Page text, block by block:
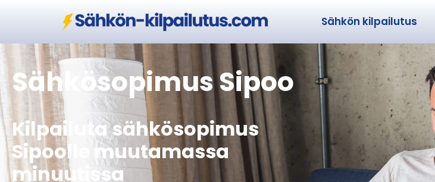
Sähkön kilpailutus
Sähkösopimus Sipoo
Kilpailuta sähkösopimus
Sipoolle muutamassa
minuutissa